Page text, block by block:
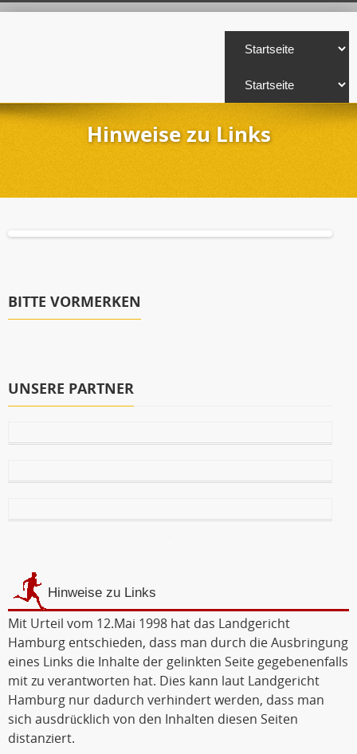
Hinweise zu Links
BITTE VORMERKEN
UNSERE PARTNER
Hinweise zu Links
Mit Urteil vom 12.Mai 1998 hat das Landgericht
Hamburg entschieden, dass man durch die Ausbringung
eines Links die Inhalte der gelinkten Seite gegebenenfalls
mit zu verantworten hat. Dies kann laut Landgericht
Hamburg nur dadurch verhindert werden, dass man
sich ausdrücklich von den Inhalten diesen Seiten
distanziert.